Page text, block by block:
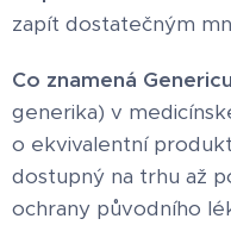
zapít dostatečným
Co znamená
generika) v
o ekvivalentní
dostupný na trhu až
ochrany původního